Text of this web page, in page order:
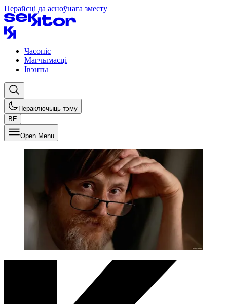
Перайсці да асноўнага зместу
Часопіс
Магчымасці
Івэнты
Пераключыць тэму
BE
Open Menu